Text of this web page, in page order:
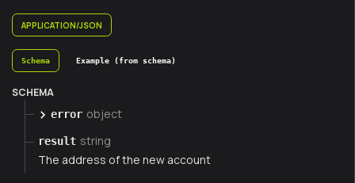
APPLICATION/JSON
Schema Example (from schema)
SCHEMA
error object
result string
The address of the new account